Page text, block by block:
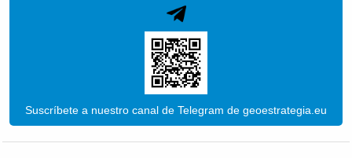
Suscríbete a nuestro canal de Telegram de geoestrategia.eu